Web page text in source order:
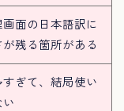
画面の日本語訳に
残る箇所がある
ぎて、結局使い
い